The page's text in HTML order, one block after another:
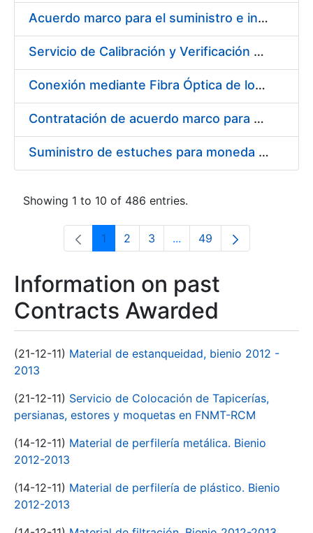
Acuerdo marco para el suministro e instalación de persianas, estores y otros complementos
Servicio de Calibración y Verificación Externa de los Equipos de Medición del Servicio de Prevención de la FNMT-RCM
Conexión mediante Fibra Óptica de los Centros de Proceso de Datos (CPDs) de las sedes de la FNMT-RCM de Burgos y Madrid
Contratación de acuerdo marco para el Suministro de Material de Electricidad para la Fábrica Nacional de Moneda y Timbre-Real Casa de la Moneda en su centro de trabajo de Burgos
Suministro de estuches para moneda de 30 €
Showing 1 to 10 of 486 entries.
Page
1 Page
2 Page
3 ...Intermediate Pages Use
Page
49
Information on past
Contracts Awarded
(21-12-11) Material de estanqueidad, bienio 2012 -
2013
(21-12-11) Servicio de Colocación de Tapicerías,
persianas, estores y moquetas en FNMT-RCM
(14-12-11) Material de perfilería metálica. Bienio
2012-2013
(14-12-11) Material de perfilería de plástico. Bienio
2012-2013